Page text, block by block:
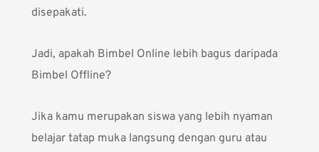
disepakati.
Jadi, apakah Bimbel Online lebih bagus daripada
Bimbel Offline?
Jika kamu merupakan siswa yang lebih nyaman
belajar tatap muka langsung dengan guru atau